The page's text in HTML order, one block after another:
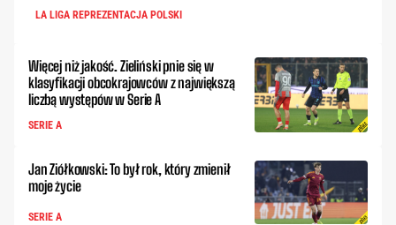
LA LIGA REPREZENTACJA POLSKI
Więcej niż jakość. Zieliński pnie się w
klasyfikacji obcokrajowców z największą
liczbą występów w Serie A
SERIE A
Jan Ziółkowski: To był rok, który zmienił
moje życie
SERIE A